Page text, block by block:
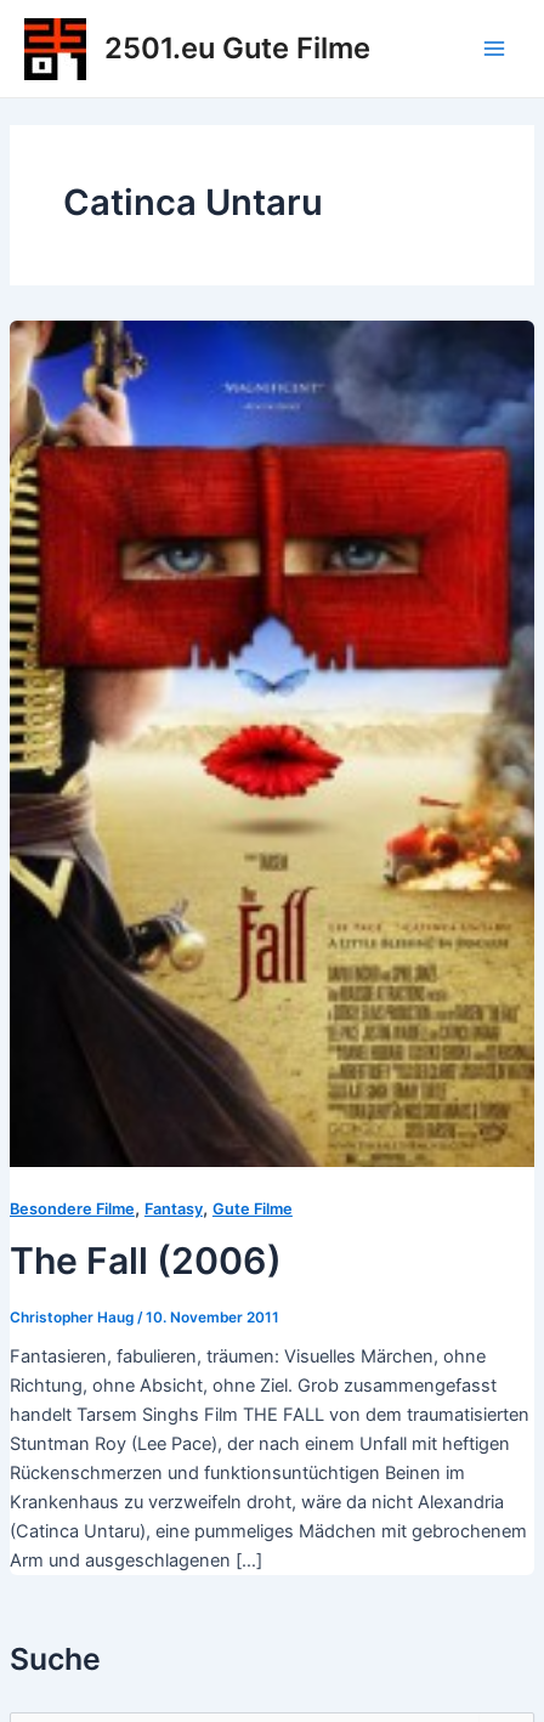
Zum
Inhalt
springen
2501.eu Gute Filme
Suche
Catinca Untaru
Besondere Filme, Fantasy, Gute Filme
The Fall (2006)
Christopher Haug /10. November 2011
Fantasieren, fabulieren, träumen: Visuelles Märchen, ohne
Richtung, ohne Absicht, ohne Ziel. Grob zusammengefasst
handelt Tarsem Singhs Film THE FALL von dem traumatisierten
Stuntman Roy (Lee Pace), der nach einem Unfall mit heftigen
Rückenschmerzen und funktionsuntüchtigen Beinen im
Krankenhaus zu verzweifeln droht, wäre da nicht Alexandria
(Catinca Untaru), eine pummeliges Mädchen mit gebrochenem
Arm und ausgeschlagenen […]